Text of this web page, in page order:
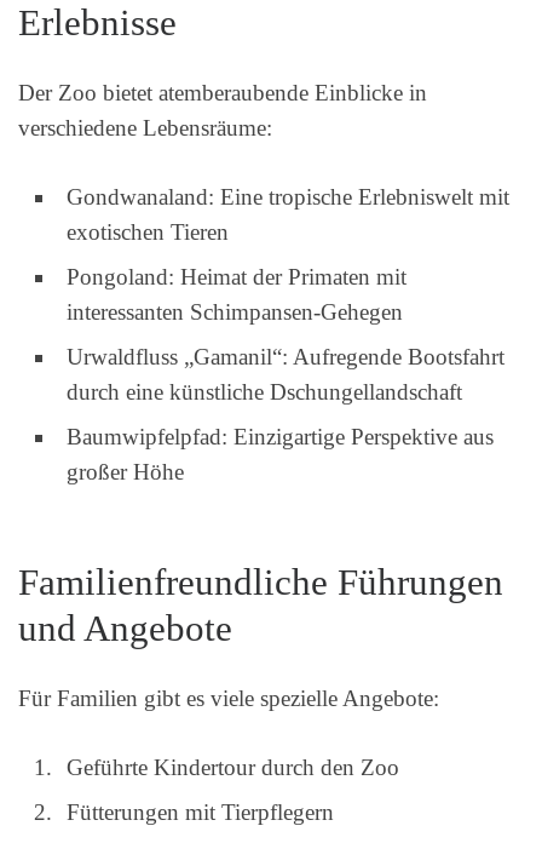
Erlebnisse
Der Zoo bietet atemberaubende Einblicke in
verschiedene Lebensräume:
Gondwanaland: Eine tropische Erlebniswelt mit
exotischen Tieren
Pongoland: Heimat der Primaten mit
interessanten Schimpansen-Gehegen
Urwaldfluss „Gamanil“: Aufregende Bootsfahrt
durch eine künstliche Dschungellandschaft
Baumwipfelpfad: Einzigartige Perspektive aus
großer Höhe
Familienfreundliche Führungen
und Angebote
Für Familien gibt es viele spezielle Angebote:
Geführte Kindertour durch den Zoo
Fütterungen mit Tierpflegern